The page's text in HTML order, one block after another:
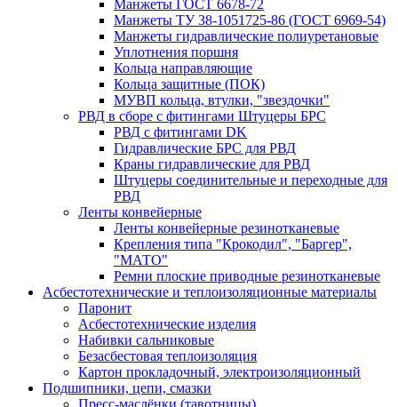
Манжеты ГОСТ 6678-72
Манжеты ТУ 38-1051725-86 (ГОСТ 6969-54)
Манжеты гидравлические полиуретановые
Уплотнения поршня
Кольца направляющие
Кольца защитные (ПОК)
МУВП кольца, втулки, "звездочки"
РВД в сборе с фитингами Штуцеры БРС
РВД с фитингами DK
Гидравлические БРС для РВД
Краны гидравлические для РВД
Штуцеры соединительные и переходные для
РВД
Ленты конвейерные
Ленты конвейерные резинотканевые
Крепления типа "Крокодил", "Баргер",
"МАТО"
Ремни плоские приводные резинотканевые
Асбестотехнические и теплоизоляционные материалы
Паронит
Асбестотехнические изделия
Набивки сальниковые
Безасбестовая теплоизоляция
Картон прокладочный, электроизоляционный
Подшипники, цепи, смазки
Пресс-маслёнки (тавотницы)